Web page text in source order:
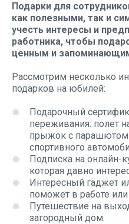
Подарки для
как полезными, так и
учесть интересы и
работника, чтобы
ценным и
Рассмотрим несколько
подарков на юбилей:
Подарочный
переживания: полет
прыжок с
спортивного
Подписка на онлайн-
которая давно
Интересный гаджет
поможет в работе или
Путешествие на
загородный дом.